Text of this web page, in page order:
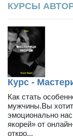
КУРСЫ
Курс -
Как стать
мужчины.Вы
эмоционально
якорей» от
откро...